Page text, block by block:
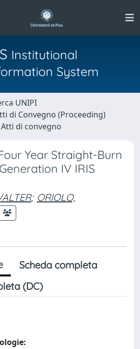
Institutional
System
UNIPI
di Convegno (Proceeding)
di convegno
Year Straight-Burn
IV IRIS
; ORIOLO,
Scheda completa
(DC)